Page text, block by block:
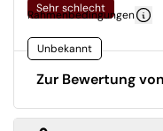
Sehr schlecht
Rahmenbedingungen
Unbekannt
Zur Bewertung